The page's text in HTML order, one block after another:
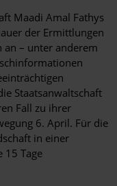
Maadi Amal Fathys
der Ermittlungen
an – unter anderem
Staatsanwaltschaft
Fall zu ihrer
6. April. Für die
in einer
15 Tage